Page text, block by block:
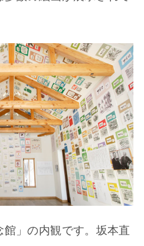
」の内観です。坂本直